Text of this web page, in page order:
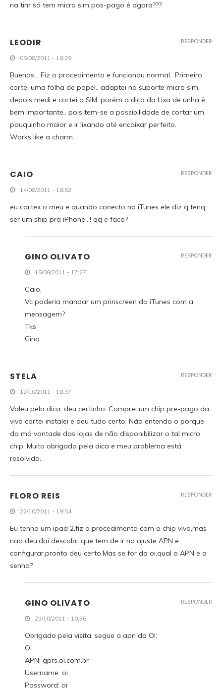
na tim só tem micro sim pos-pago é agora???
LEODIR
05/08/2011 - 18:29
Buenas… Fiz o procedimento e funcionou normal.. Primeiro
cortei uma folha de papel.. adaptei no suporte micro sim,
depois medi e cortei o SIM, porém a dica da Lixa de unha é
bem importante.. pois tem-se a possibilidade de cortar um
pouquinho maior e ir lixando até encaixar perfeito.
Works like a charm.
RESPONDER
CAIO
14/08/2011 - 18:52
eu cortex o meu e quando conecto no iTunes ele diz q tenq
ser um ship pra iPhone…! qq e faco?
RESPONDER
GINO OLIVATO
15/08/2011 - 17:27
Caio,
Vc poderia mandar um prinscreen do iTunes com a
mensagem?
Tks
Gino
RESPONDER
STELA
12/10/2011 - 18:37
Valeu pela dica, deu certinho. Comprei um chip pre-pago da
vivo cortei instalei e deu tudo certo. Não entendo o porque
da má vontade das lojas de não disponibilizar o tal micro
chip. Muito obrigada pela dica e meu problema está
resolvido.
RESPONDER
FLORO REIS
22/10/2011 - 19:54
Eu tenho um ipad 2,fiz o procedimento com o chip vivo,mas
nao deu,dai descobri que tem de ir no ajuste APN e
configurar.pronto deu certo.Mas se for da oi,qual o APN e a
senha?
RESPONDER
GINO OLIVATO
23/10/2011 - 10:36
Obrigado pela visita, segue a apn da OI:
Oi
APN: gprs.oi.com.br
Username: oi
Password: oi
RESPONDER